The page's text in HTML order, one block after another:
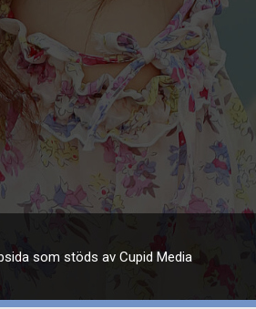
som stöds av Cupid Media